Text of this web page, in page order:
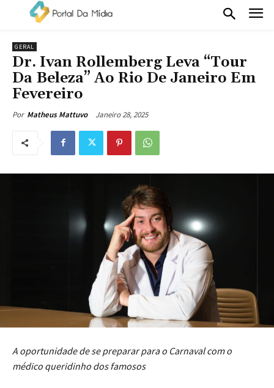
GERAL
Dr. Ivan Rollemberg Leva “Tour
Da Beleza” Ao Rio De Janeiro Em
Fevereiro
Por Matheus Mattuvo Janeiro 28, 2025
A oportunidade de se preparar para o Carnaval com o
médico queridinho dos famosos